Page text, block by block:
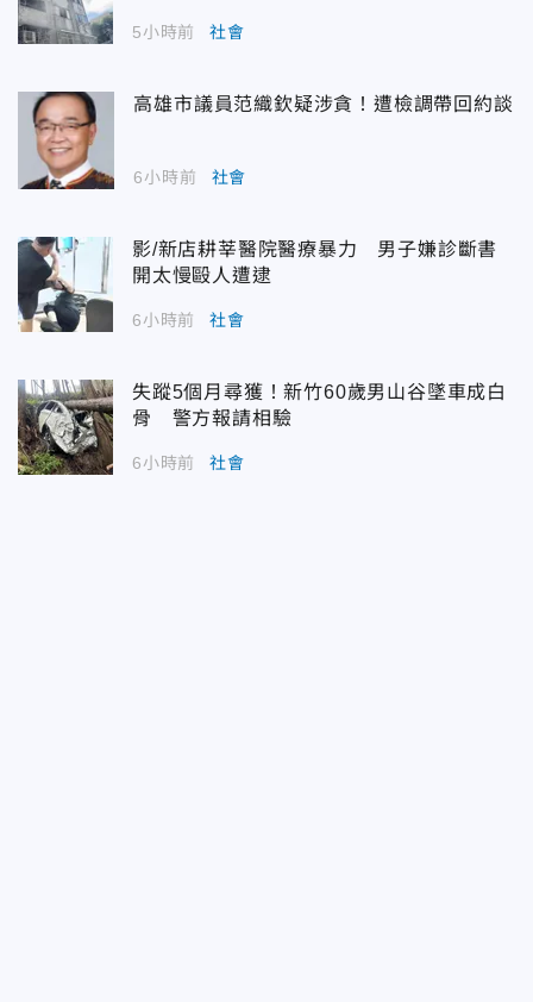
5小時前 社會
高雄市議員范織欽疑涉貪！遭檢調帶回約談
6小時前 社會
影/新店耕莘醫院醫療暴力 男子嫌診斷書
開太慢毆人遭逮
6小時前 社會
失蹤5個月尋獲！新竹60歲男山谷墜車成白
骨 警方報請相驗
6小時前 社會